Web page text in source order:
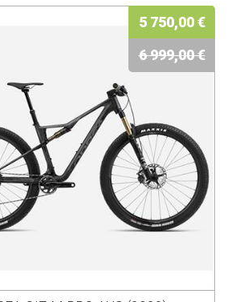
5 750,00 €
6 999,00 €